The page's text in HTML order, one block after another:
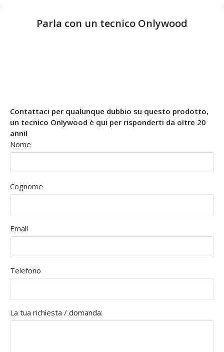
Parla con un tecnico Onlywood
Contattaci per qualunque dubbio su questo prodotto,
un tecnico Onlywood è qui per risponderti da oltre 20
anni!
Nome
Cognome
Email
Telefono
La tua richiesta / domanda: